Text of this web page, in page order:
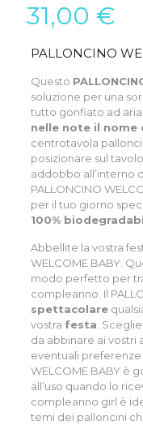
31,00 €
PALLONCINO
Questo
soluzione per una
tutto gonfiato ad
nelle note il
centrotavola
posizionare sul
addobbo all’interno
PALLONCINO
per il tuo giorno
100%
Abbellite la vostra
WELCOME BABY.
modo perfetto per
compleanno. Il
spettacolare
vostra festa .
da abbinare ai vostri
eventuali preferenze
WELCOME BABY è
all’uso quando lo
compleanno girl è
temi dei palloncini